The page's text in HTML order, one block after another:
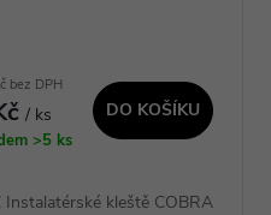
bez DPH
/ ks
>5 ks
DO KOŠÍKU
Instalatérské kleště COBRA